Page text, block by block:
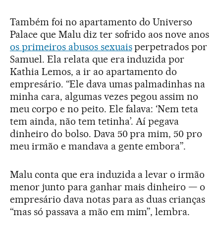
Também foi no apartamento do Universo
Palace que Malu diz ter sofrido aos nove anos
os primeiros abusos sexuaisperpetrados por
Samuel. Ela relata que era induzida por
Kathia Lemos, a ir ao apartamento do
empresário. “Ele dava umas palmadinhas na
minha cara, algumas vezes pegou assim no
meu corpo e no peito. Ele falava: ‘Nem teta
tem ainda, não tem tetinha’. Aí pegava
dinheiro do bolso. Dava 50 pra mim, 50 pro
meu irmão e mandava a gente embora”.
Malu conta que era induzida a levar o irmão
menor junto para ganhar mais dinheiro — o
empresário dava notas para as duas crianças
“mas só passava a mão em mim”, lembra.